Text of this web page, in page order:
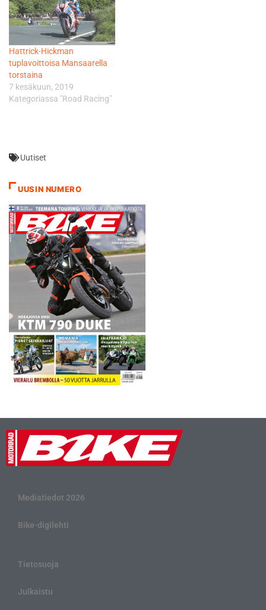
tasoissa ennen ensimmäisen
kierroksen vuoristo-osuutta,
mutta siitä eteenpäin kilpailu
oli Hutchyn hallinnassa.
Yhtä turvallinen kuin
Hutchyn kärkipaikka oli
Dunlopin toinen sija,…
Hattrick-Hickman
tuplavoittoisa Mansaarella
torstaina
7 kesäkuun, 2019
Kategoriassa "Road Racing"
Uutiset
UUSIN NUMERO
Mediatiedot 2026
Bike-digilehti
Tietosuoja
Julkaistu